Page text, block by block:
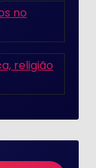
no
religião